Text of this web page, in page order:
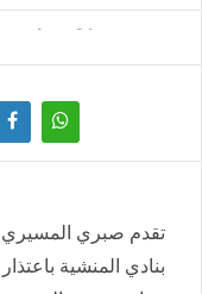
تقدم صبري المسيري
بنادي المنشية